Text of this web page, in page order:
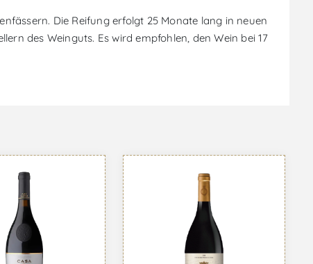
Die Reifung erfolgt 25 Monate lang in neuen
des Weinguts. Es wird empfohlen, den Wein bei 17